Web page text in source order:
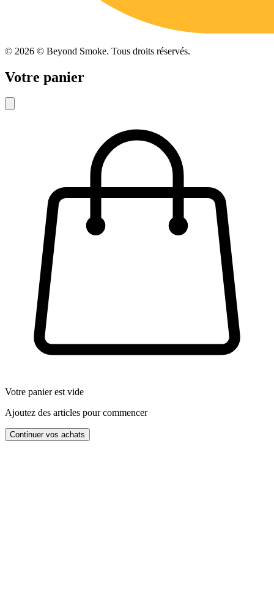
© 2026 © Beyond Smoke. Tous droits réservés.
Votre panier
Votre panier est vide
Ajoutez des articles pour commencer
Continuer vos achats